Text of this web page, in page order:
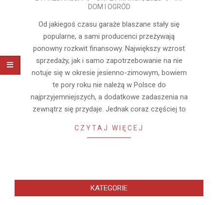
DOM I OGRÓD
Od jakiegoś czasu garaże blaszane stały się
popularne, a sami producenci przeżywają
ponowny rozkwit finansowy. Największy wzrost
sprzedaży, jak i samo zapotrzebowanie na nie
notuje się w okresie jesienno-zimowym, bowiem
te pory roku nie należą w Polsce do
najprzyjemniejszych, a dodatkowe zadaszenia na
zewnątrz się przydaje. Jednak coraz częściej to
CZYTAJ WIĘCEJ
KATEGORIE